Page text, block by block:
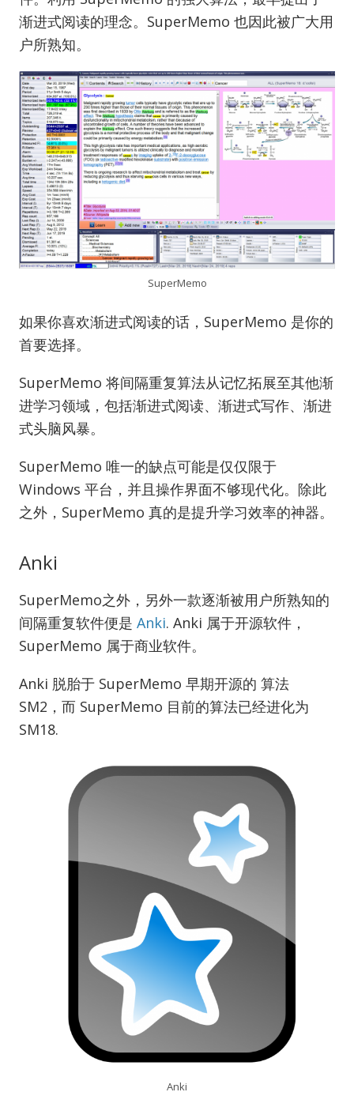
渐进式阅读的理念。SuperMemo 也因此被广大用
户所熟知。
SuperMemo
如果你喜欢渐进式阅读的话，SuperMemo 是你的
首要选择。
SuperMemo 将间隔重复算法从记忆拓展至其他渐
进学习领域，包括渐进式阅读、渐进式写作、渐进
式头脑风暴。
SuperMemo 唯一的缺点可能是仅仅限于
Windows 平台，并且操作界面不够现代化。除此
之外，SuperMemo 真的是提升学习效率的神器。
Anki
SuperMemo之外，另外一款逐渐被用户所熟知的
间隔重复软件便是 Anki. Anki 属于开源软件，
SuperMemo 属于商业软件。
Anki 脱胎于 SuperMemo 早期开源的 算法
SM2，而 SuperMemo 目前的算法已经进化为
SM18.
Anki